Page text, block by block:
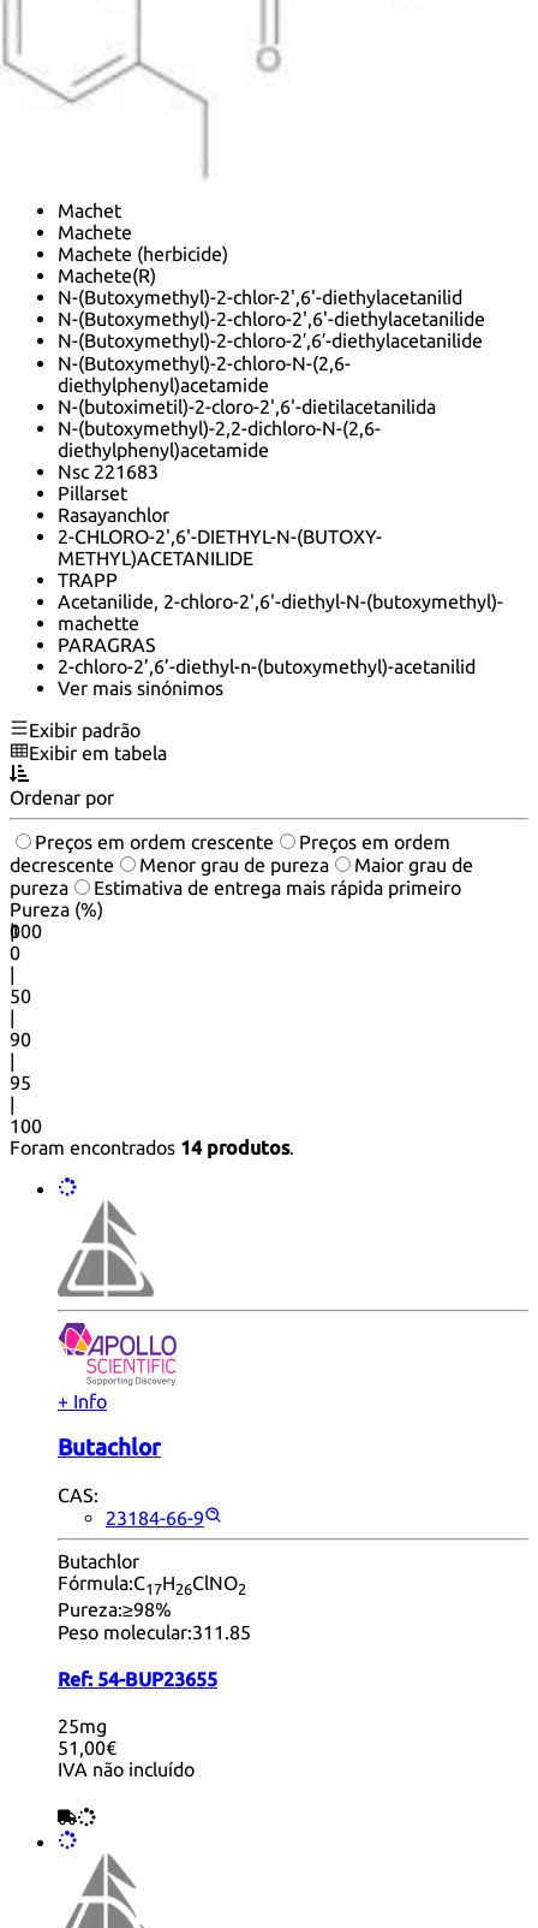
Delchlor
Delchlor 5G
Dhanuchlor
Machet
Machete
Machete (herbicide)
Machete(R)
N-(Butoxymethyl)-2-chlor-2',6'-diethylacetanilid
N-(Butoxymethyl)-2-chloro-2',6'-diethylacetanilide
N-(Butoxymethyl)-2-chloro-2′,6′-diethylacetanilide
N-(Butoxymethyl)-2-chloro-N-(2,6-
diethylphenyl)acetamide
N-(butoximetil)-2-cloro-2',6'-dietilacetanilida
N-(butoxymethyl)-2,2-dichloro-N-(2,6-
diethylphenyl)acetamide
Nsc 221683
Pillarset
Rasayanchlor
2-CHLORO-2',6'-DIETHYL-N-(BUTOXY-
METHYL)ACETANILIDE
TRAPP
Acetanilide, 2-chloro-2',6'-diethyl-N-(butoxymethyl)-
machette
PARAGRAS
2-chloro-2’,6’-diethyl-n-(butoxymethyl)-acetanilid
Ver mais sinónimos
Exibir padrão
Exibir em tabela
Ordenar por
Preços em ordem crescente
Preços em ordem
decrescente
Menor grau de pureza
Maior grau de
pureza
Estimativa de entrega mais rápida primeiro
Pureza (%)
0
100
|
0
|
50
|
90
|
95
|
100
Foram encontrados 14 produtos.
+ Info
Butachlor
CAS:
23184-66-9
Butachlor
Fórmula:C17H26ClNO2
Pureza:≥98%
Peso molecular:311.85
Ref: 54-BUP23655
25mg
51,00€
IVA não incluído